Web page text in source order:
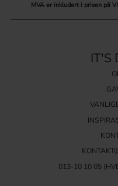
MVA er inkludert i prisen på
IT'S
013-10 10 05